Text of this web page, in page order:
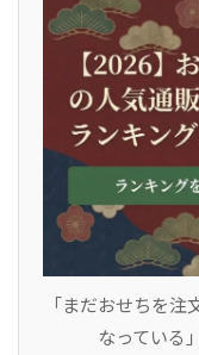
「まだおせちを
なっている